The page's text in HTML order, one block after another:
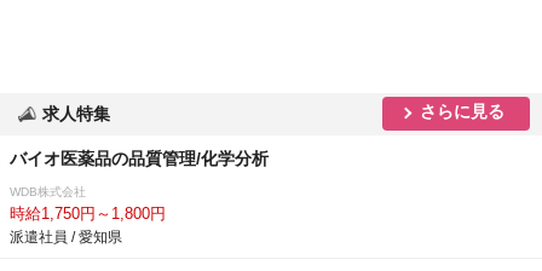
求人特集 さらに見る
バイオ医薬品の品質管理/化学分析
WDB株式会社
時給1,750円～1,800円
派遣社員 / 愛知県